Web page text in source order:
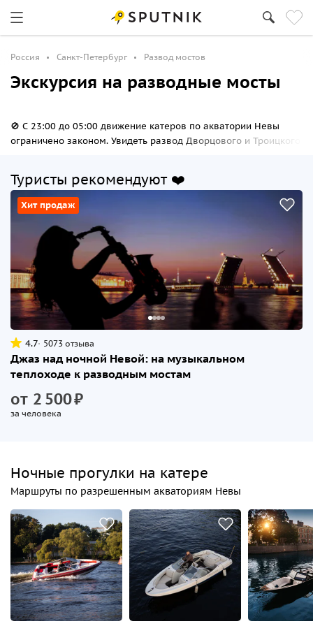
Россия Санкт-Петербург Развод мостов
Экскурсия на разводные мосты
🚫 С 23:00 до 05:00 движение катеров по акватории Невы
ограничено законом. Увидеть развод Дворцового и Троицкого
акваториям.
Туристы рекомендуют ❤️
Хит продаж
4.7 5073 отзыва
Джаз над ночной Невой: на музыкальном
теплоходе к разводным мостам
от 2 500₽
за человека
Ночные прогулки на катере
Маршруты по разрешенным акваториям Невы